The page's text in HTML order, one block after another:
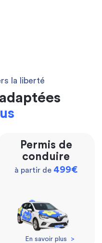
la liberté
Permis de
conduire
à partir de 499€
En savoir plus >